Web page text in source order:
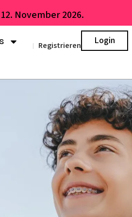
November 2026.
| Registrieren Login